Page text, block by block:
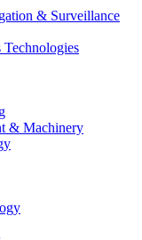
& Surveillance
& Machinery